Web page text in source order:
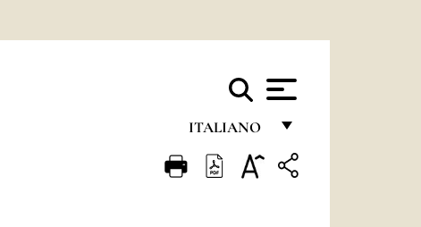
ITALIANO
FRANÇAIS